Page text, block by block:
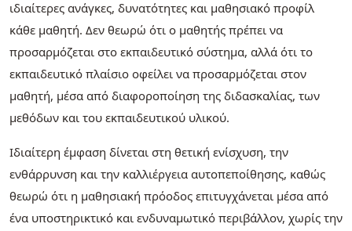
ιδιαίτερες ανάγκες, δυνατότητες και μαθησιακό προφίλ
κάθε μαθητή. Δεν θεωρώ ότι ο μαθητής πρέπει να
προσαρμόζεται στο εκπαιδευτικό σύστημα, αλλά ότι το
εκπαιδευτικό πλαίσιο οφείλει να προσαρμόζεται στον
μαθητή, μέσα από διαφοροποίηση της διδασκαλίας, των
μεθόδων και του εκπαιδευτικού υλικού.
Ιδιαίτερη έμφαση δίνεται στη θετική ενίσχυση, την
ενθάρρυνση και την καλλιέργεια αυτοπεποίθησης, καθώς
θεωρώ ότι η μαθησιακή πρόοδος επιτυγχάνεται μέσα από
ένα υποστηρικτικό και ενδυναμωτικό περιβάλλον, χωρίς την